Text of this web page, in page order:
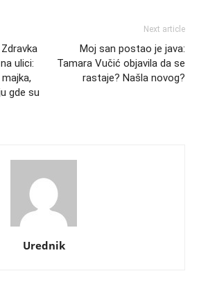
ulici:
gde su
Next article
Moj san postao je java:
Tamara Vučić objavila da se
rastaje? Našla novog?
Urednik